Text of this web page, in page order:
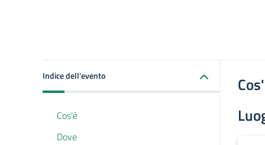
Indice dell'evento
Cos'è
Dove